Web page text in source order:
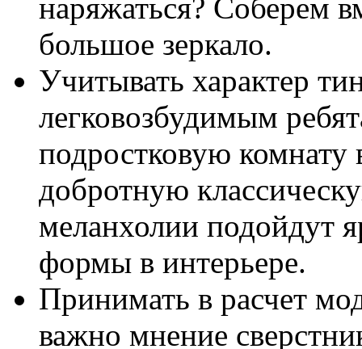
наряжаться? Соберем
большое зеркало.
Учитывать характер
легковозбудимым
подростковую комнату
добротную
меланхолии подойдут
формы в интерьере.
Принимать в расчет
важно мнение